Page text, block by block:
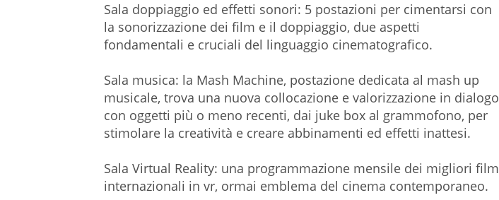
Sala doppiaggio ed effetti sonori: 5 postazioni per cimentarsi con
la sonorizzazione dei film e il doppiaggio, due aspetti
fondamentali e cruciali del linguaggio cinematografico.
Sala musica: la Mash Machine, postazione dedicata al mash up
musicale, trova una nuova collocazione e valorizzazione in dialogo
con oggetti più o meno recenti, dai juke box al grammofono, per
stimolare la creatività e creare abbinamenti ed effetti inattesi.
Sala Virtual Reality: una programmazione mensile dei migliori film
internazionali in vr, ormai emblema del cinema contemporaneo.